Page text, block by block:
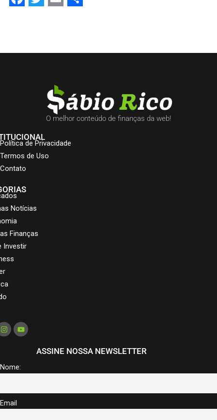
O melhor conteúdo de finanças da web!
Política de Privacidade
Termos de Uso
Contato
Notícias
Finanças
Investir
ASSINE NOSSA NEWSLETTER
Nome:
Email